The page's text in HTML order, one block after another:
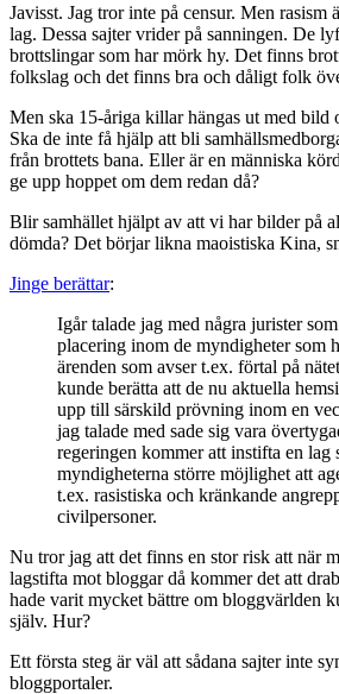
Javisst. Jag tror inte på censur. Men rasism
lag. Dessa sajter vrider på sanningen. De
brottslingar som har mörk hy. Det finns
folkslag och det finns bra och dåligt folk
Men ska 15-åriga killar hängas ut med bild
Ska de inte få hjälp att bli
från brottets bana. Eller är en människa
ge upp hoppet om dem redan då?
Blir samhället hjälpt av att vi har bilder på
dömda? Det börjar likna maoistiska Kina,
Jinge berättar:
Igår talade jag med några jurister
placering inom de myndigheter som
ärenden som avser t.ex. förtal på
kunde berätta att de nu aktuella
upp till särskild prövning inom en
jag talade med sade sig vara
regeringen kommer att instifta en lag
myndigheterna större möjlighet att
t.ex. rasistiska och kränkande
civilpersoner.
Nu tror jag att det finns en stor risk att när
lagstifta mot bloggar då kommer det att
hade varit mycket bättre om bloggvärlden
själv. Hur?
Ett första steg är väl att sådana sajter inte
bloggportaler.